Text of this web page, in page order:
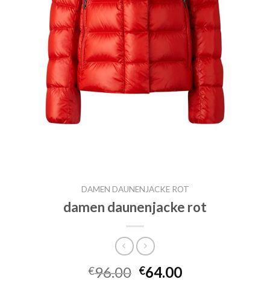
DAMEN DAUNENJACKE ROT
damen daunenjacke rot
€96.00 €64.00